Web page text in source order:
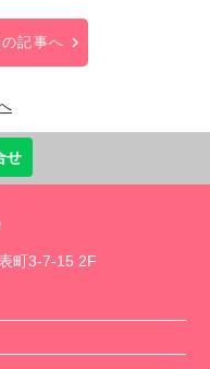
の記事へ
せ
町3-7-15 2F